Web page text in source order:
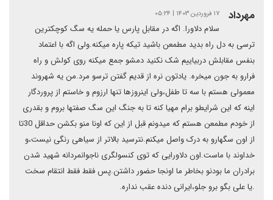
مهرداد ۱۷ فروردین ۱۴۰۳ | ۰۵:۲۴
سلام دلاورا. اگه در مقابل پارس یا حمله یه سگ کوچکترین
ترسی به دل راه بدید مطمعن باشید تیکه پاره میکنه.ولی اگه با اعتماد
بنفس مقابلش دربیاییم شک نکنید دمشو جمع میکنه روی کولش و راه
فرارو به جون میخره. یادتون نره از قدیم گفتن ترسو مرد.من یه شهروند
معمولی هستم با سه تا طفل،ولی اینروزها تنها ارزوم و خاستم از پروردگار
اینه که این شرایطو برام مهیا کنه تا به جنگ این سگ صفتها بروم و بقدری
از خودم مطمعن هستم که میدونم قبل از این که اونا منو بکشن حداقل 30تا
از اون سگهارو به درک واصل میکنم.نترسید بالاتر از سیاهی رنگی نیست،و
خداوند با ماست.اون دلاورایی که توی کنسولگری ناجوانمردانه شهید شدن
برادران ما بودنو بخاطر ما اونجا حضور داشتن.پس فقط فقط انتقام سخت
.یا علی بگو برو جلو،ایرانی دنده عقب نداره.